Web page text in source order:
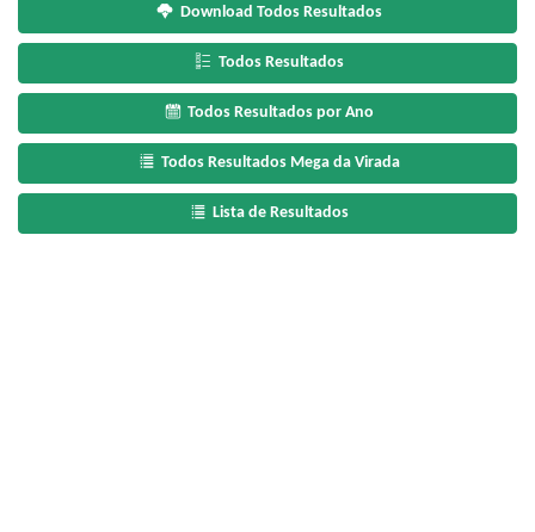
Download Todos Resultados
Todos Resultados
Todos Resultados por Ano
Todos Resultados Mega da Virada
Lista de Resultados